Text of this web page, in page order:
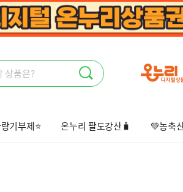
기부제⭐ 온누리 팔도강산🧳 💚농축